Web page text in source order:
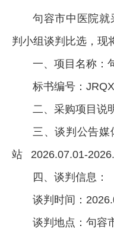
句容市中医院就
判小组谈判比选，现
一、项目名称：
标书编号：
二、采购项目说
三、谈判公告媒
站 2026.07.01-
四、谈判信息：
谈判时间：
谈判地点：句容